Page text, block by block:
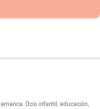
Ocio infantil, educación,